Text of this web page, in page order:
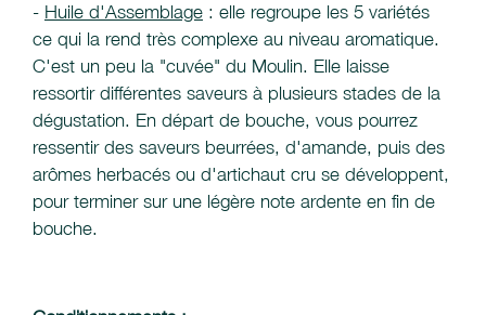
- Huile d'Assemblage : elle regroupe les 5 variétés
ce qui la rend très complexe au niveau aromatique.
C'est un peu la "cuvée" du Moulin. Elle laisse
ressortir différentes saveurs à plusieurs stades de la
dégustation. En départ de bouche, vous pourrez
ressentir des saveurs beurrées, d'amande, puis des
arômes herbacés ou d'artichaut cru se développent,
pour terminer sur une légère note ardente en fin de
bouche.